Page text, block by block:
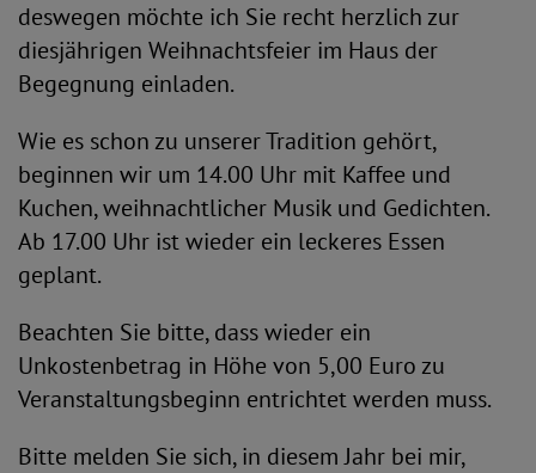
deswegen möchte ich Sie recht herzlich zur
diesjährigen Weihnachtsfeier im Haus der
Begegnung einladen.
Wie es schon zu unserer Tradition gehört,
beginnen wir um 14.00 Uhr mit Kaffee und
Kuchen, weihnachtlicher Musik und Gedichten.
Ab 17.00 Uhr ist wieder ein leckeres Essen
geplant.
Beachten Sie bitte, dass wieder ein
Unkostenbetrag in Höhe von 5,00 Euro zu
Veranstaltungsbeginn entrichtet werden muss.
Bitte melden Sie sich, in diesem Jahr bei mir,